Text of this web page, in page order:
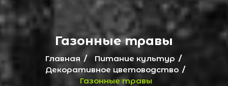
Газонные травы
Главная
Питание культур
Декоративное цветоводство
Газонные травы